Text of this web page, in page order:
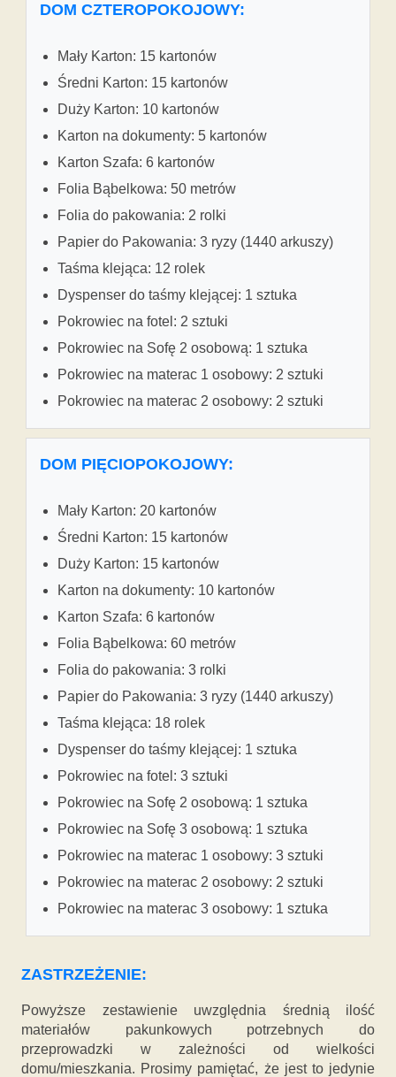
DOM CZTEROPOKOJOWY:
Mały Karton: 15 kartonów
Średni Karton: 15 kartonów
Duży Karton: 10 kartonów
Karton na dokumenty: 5 kartonów
Karton Szafa: 6 kartonów
Folia Bąbelkowa: 50 metrów
Folia do pakowania: 2 rolki
Papier do Pakowania: 3 ryzy (1440 arkuszy)
Taśma klejąca: 12 rolek
Dyspenser do taśmy klejącej: 1 sztuka
Pokrowiec na fotel: 2 sztuki
Pokrowiec na Sofę 2 osobową: 1 sztuka
Pokrowiec na materac 1 osobowy: 2 sztuki
Pokrowiec na materac 2 osobowy: 2 sztuki
DOM PIĘCIOPOKOJOWY:
Mały Karton: 20 kartonów
Średni Karton: 15 kartonów
Duży Karton: 15 kartonów
Karton na dokumenty: 10 kartonów
Karton Szafa: 6 kartonów
Folia Bąbelkowa: 60 metrów
Folia do pakowania: 3 rolki
Papier do Pakowania: 3 ryzy (1440 arkuszy)
Taśma klejąca: 18 rolek
Dyspenser do taśmy klejącej: 1 sztuka
Pokrowiec na fotel: 3 sztuki
Pokrowiec na Sofę 2 osobową: 1 sztuka
Pokrowiec na Sofę 3 osobową: 1 sztuka
Pokrowiec na materac 1 osobowy: 3 sztuki
Pokrowiec na materac 2 osobowy: 2 sztuki
Pokrowiec na materac 3 osobowy: 1 sztuka
ZASTRZEŻENIE:
Powyższe zestawienie uwzględnia średnią ilość
materiałów pakunkowych potrzebnych do
przeprowadzki w zależności od wielkości
domu/mieszkania. Prosimy pamiętać, że jest to jedynie